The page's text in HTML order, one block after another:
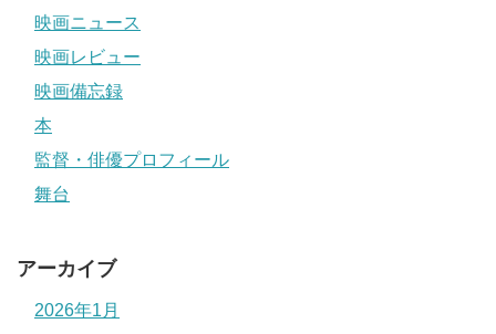
映画ニュース
映画レビュー
映画備忘録
本
監督・俳優プロフィール
舞台
アーカイブ
2026年1月